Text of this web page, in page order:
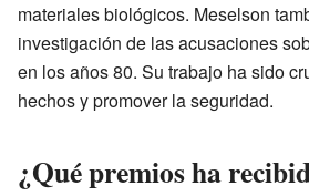
materiales biológicos. Meselson
investigación de las acusaciones
en los años 80. Su trabajo ha sido
hechos y promover la seguridad.
¿Qué premios ha